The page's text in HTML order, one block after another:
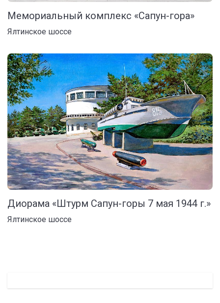
Мемориальный комплекс «Сапун-гора»
Ялтинское шоссе
Диорама «Штурм Сапун-горы 7 мая 1944 г.»
Ялтинское шоссе